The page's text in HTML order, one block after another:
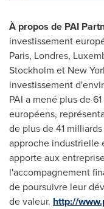
À propos de PAI
investissement
Paris, Londres,
Stockholm et New
investissement
PAI a mené plus de
européens,
de plus de 41
approche industrielle
apporte aux
l'accompagnement
de poursuivre leur
de valeur. http://